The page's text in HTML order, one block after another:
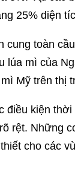
25% diện
cung toàn
lúa mì của
Mỹ trên thị
điều kiện
rệt. Những
cho các